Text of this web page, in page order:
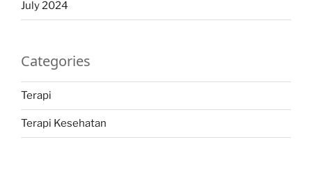
July 2024
Categories
Terapi
Terapi Kesehatan